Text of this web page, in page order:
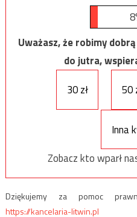
Uważasz, że robimy
do jutra,
30 zł
50
Inna
Zobacz kto wparł
Dziękujemy za pomoc
https://kancelaria-litwin.pl